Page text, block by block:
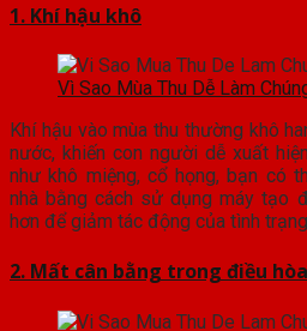
1. Khí hậu khô
Vì Sao Mùa Thu Dễ Làm
Khí hậu vào mùa thu thường khô
nước, khiến con người dễ xuất
như khô miệng, cổ họng, bạn có
nhà bằng cách sử dụng máy tạo
hơn để giảm tác động của tình
2. Mất cân bằng trong điều